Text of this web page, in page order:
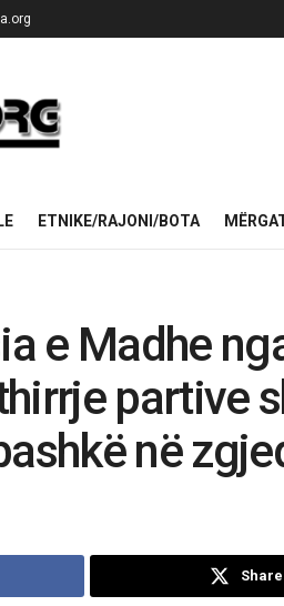
ETNIKE/RAJONI/BOTA
e Madhe
partive
në